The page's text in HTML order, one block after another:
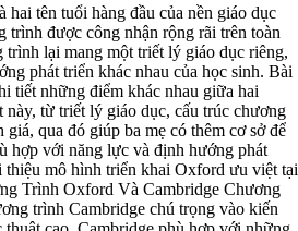
hai tên tuổi hàng đầu của nền giáo dục
trình được công nhận rộng rãi trên toàn
lại mang một triết lý giáo dục riêng,
phát triển khác nhau của học sinh. Bài
tiết những điểm khác nhau giữa hai
này, từ triết lý giáo dục, cấu trúc chương
qua đó giúp ba mẹ có thêm cơ sở để
hợp với năng lực và định hướng phát
thiệu mô hình triển khai Oxford ưu việt tại
Trình Oxford Và Cambridge Chương
trình Cambridge chú trọng vào kiến